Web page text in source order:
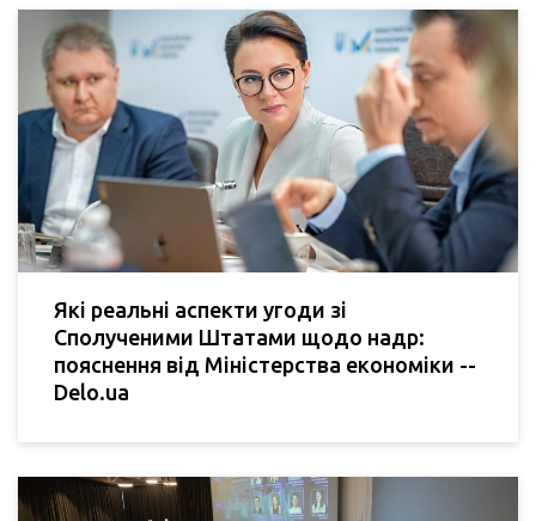
Які реальні аспекти угоди зі
Сполученими Штатами щодо надр:
пояснення від Міністерства економіки --
Delo.ua